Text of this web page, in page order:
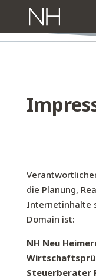
die Planung,
Internetinhalte
Domain ist:
NH Neu
Steuerberater